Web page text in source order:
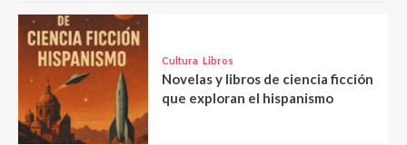
Cultura Libros
Novelas y libros de ciencia ficción
que exploran el hispanismo